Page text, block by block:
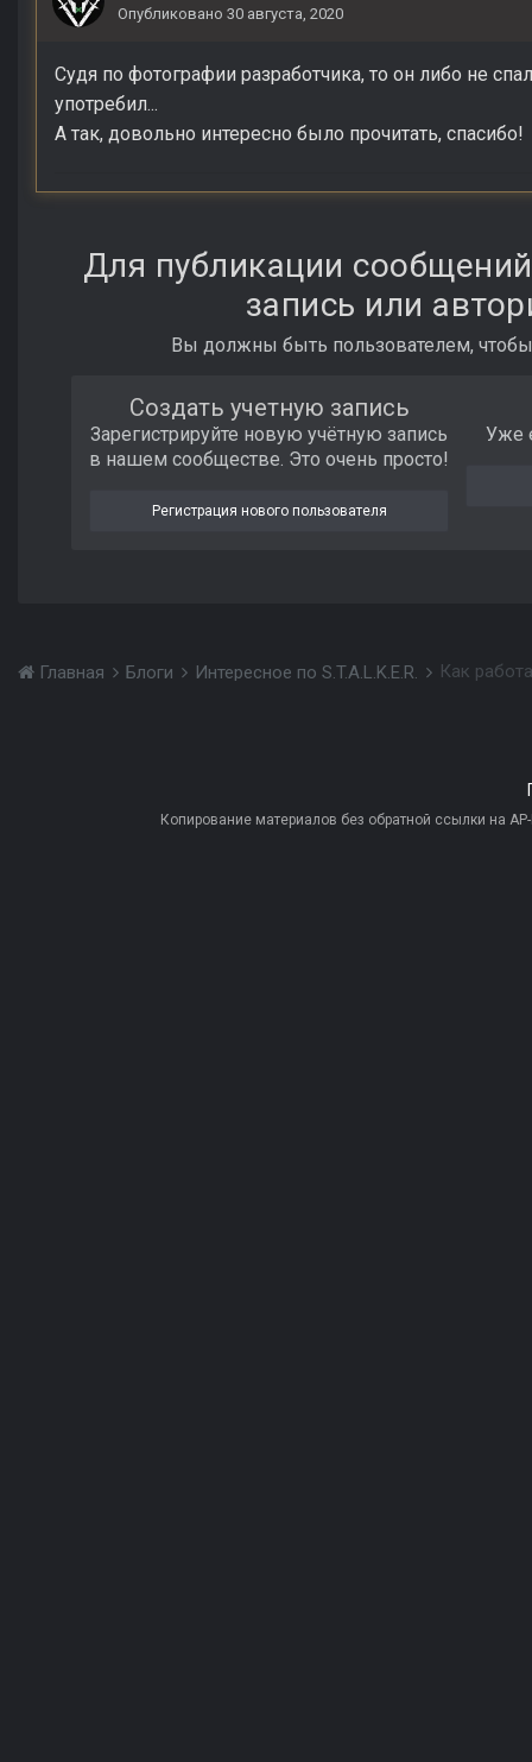
Опубликовано 30 августа, 2020
Судя по фотографии разработчика, то он либо не
употребил...
А так, довольно интересно было прочитать, спасибо!
Для публикации
запись или
Вы должны быть пользователем,
Создать учетную запись
Зарегистрируйте новую учётную запись
в нашем сообществе. Это очень просто!
Регистрация нового пользователя
Уже
Главная Блоги Интересное по S.T.A.L.K.E.R. Как
Копирование материалов без обратной ссылки на